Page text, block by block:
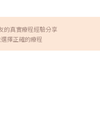
。選對療程，不是追求最貴、最
非單純的商業交易，所有的療
慎選擇合適的醫療方案，以確保
點應該是你的需求，而不是單看
嗎？不一定。兩者能量設計與
需求是膚質與輕度緊緻，無雙電
會因年齡、膚況、生活習慣、
異。多數電波療程並非永久效
，並依醫療院所指示進行後續照
凰電波各有優勢，前者偏向細緻
與深層抗老。與其問「哪一個比
的真實療程經驗分享
擇正確的療程